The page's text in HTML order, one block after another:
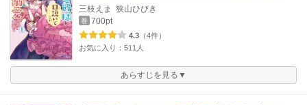
三枝えま 狭山ひびき
巻 700pt
4.3 （4件）
お気に入り：511人
あらすじを見る▼